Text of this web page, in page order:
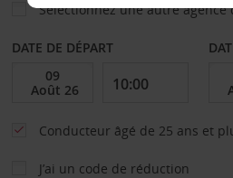
Sélectionnez une autre agence
DATE DE DÉPART
Conducteur âgé de 25 ans et
J’ai un code de réduction